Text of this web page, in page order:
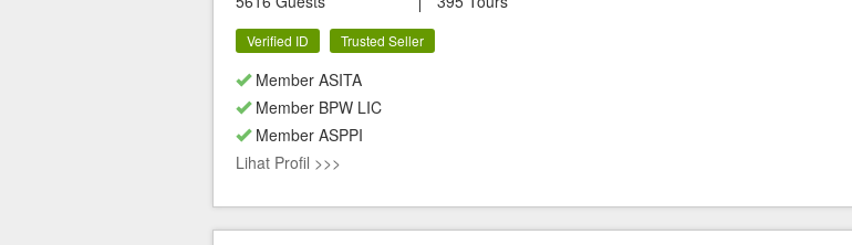
Verified ID Trusted Seller
Member ASITA
Member BPW LIC
Member ASPPI
Lihat Profil >>>